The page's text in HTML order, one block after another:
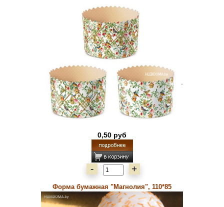
0,50 руб
- +
Форма бумажная "Магнолия", 110*85